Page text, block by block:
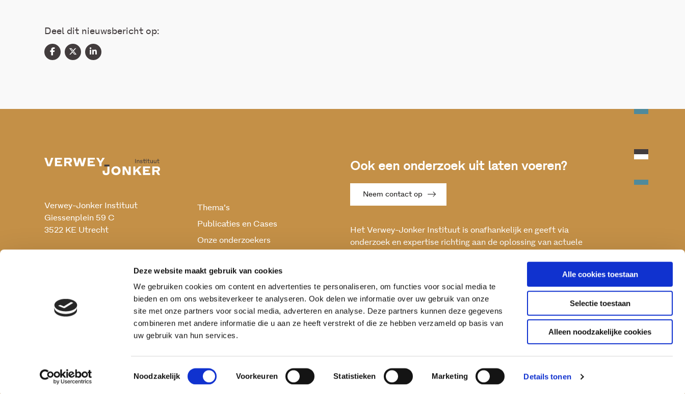
Deze website maakt gebruik van cookies
We gebruiken cookies om content en advertenties te personaliseren, om functies voor social media te
bieden en om ons websiteverkeer te analyseren. Ook delen we informatie over uw gebruik van onze
site met onze partners voor social media, adverteren en analyse. Deze partners kunnen deze gegevens
combineren met andere informatie die u aan ze heeft verstrekt of die ze hebben verzameld op basis van
uw gebruik van hun services.
Toestemmingsselectie
Noodzakelijk Voorkeuren Statistieken Marketing Details tonen
Alle cookies toestaan
Selectie toestaan
Alleen noodzakelijke cookies
Deel dit nieuwsbericht op:
Verwey-Jonker Instituut
Giessenplein 59 C
3522 KE Utrecht
Thema’s
Publicaties en Cases
Onze onderzoekers
Ook een onderzoek uit laten voeren?
Neem contact op
Het Verwey-Jonker Instituut is onafhankelijk en geeft via
onderzoek en expertise richting aan de oplossing van actuele
Privacy reglement Cookies Disclaimer Verantwoording